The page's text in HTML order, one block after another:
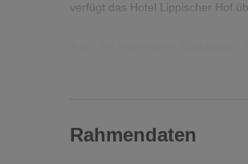
verfügt das Hotel Lippischer Hof
Auch die hauseigene Cocktailbar
ausruhen.
Rahmendaten